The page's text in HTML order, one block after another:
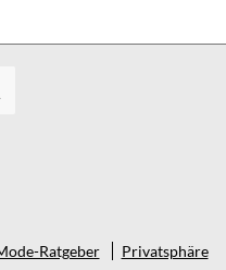
Ratgeber Privatsphäre